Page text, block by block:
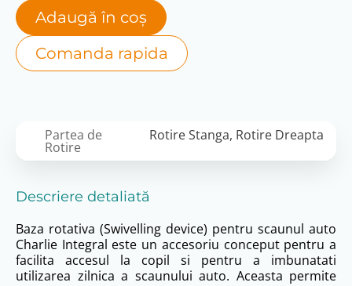
Adaugă în coș
Comanda rapida
Descriere detaliată
Partea de
Rotire
Rotire Stanga, Rotire Dreapta
Baza rotativa (Swivelling device) pentru scaunul auto
Charlie Integral este un accesoriu conceput pentru a
facilita accesul la copil si pentru a imbunatati
utilizarea zilnica a scaunului auto. Aceasta permite